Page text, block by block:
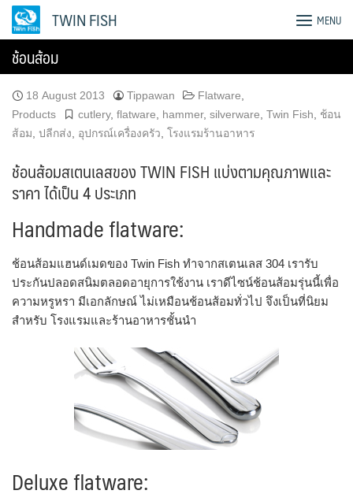
Skip
TWIN FISH MENU
ช้อนส้อม
18 August 2013 Tippawan Flatware
Products
cutlery, flatware hammer, silverware Twin Fish
ช้อน
ส้อม ปลีกส่ง อุปกรณ์เครื่องครัว โรงแรมร้านอาหาร
ช้อนส้อมสเตนเลสของ TWIN FISH แบ่งตามคุณภาพและ
ราคา ได้เป็น 4 ประเภท
Handmade flatware:
ช้อนส้อมแฮนด์เมดของ Twin Fish ทำจากสเตนเลส 304 เรารับ
ประกันปลอดสนิมตลอดอายุการใช้งาน เราดีไซน์ช้อนส้อมรุ่นนี้เพื่อ
ความหรูหรา มีเอกลักษณ์ ไม่เหมือนช้อนส้อมทั่วไป จึงเป็นที่นิยม
สำหรับ โรงแรมและร้านอาหารชั้นนำ
Deluxe flatware: